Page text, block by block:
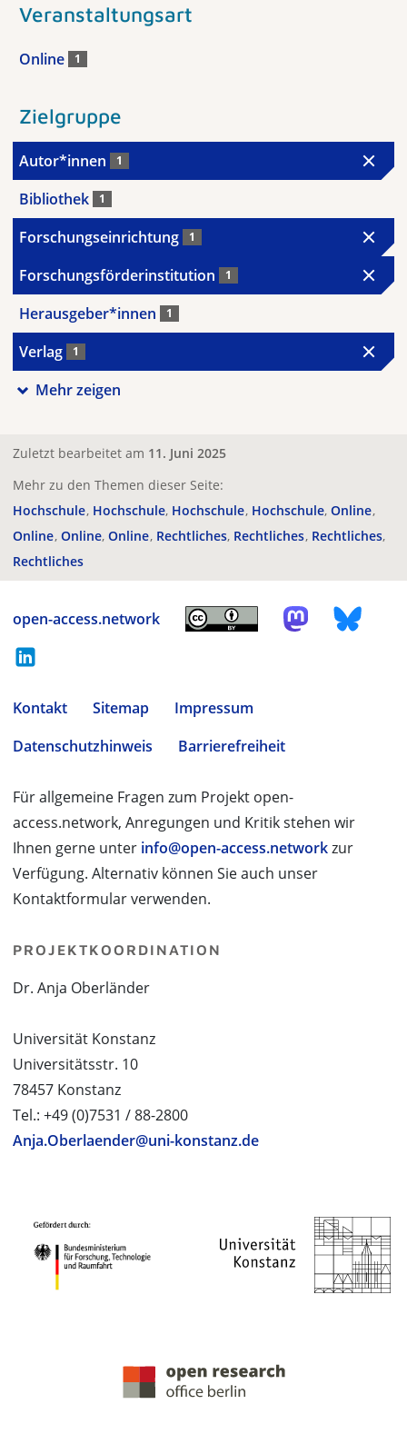
Veranstaltungsart
Online 1
Zielgruppe
Autor*innen 1
Bibliothek 1
Forschungseinrichtung 1
Forschungsförderinstitution 1
Herausgeber*innen 1
Verlag 1
Mehr zeigen
Zuletzt bearbeitet am 11. Juni 2025
Mehr zu den Themen dieser Seite:
Hochschule Hochschule Hochschule Hochschule Online
Online Online Online Rechtliches Rechtliches Rechtliches
Rechtliches
open-access.network
Kontakt Sitemap
Impressum
Datenschutzhinweis
Barrierefreiheit
Für allgemeine Fragen zum Projekt open-
access.network, Anregungen und Kritik stehen wir
Ihnen gerne unter info@open-access.networkzur
Verfügung. Alternativ können Sie auch unser
Kontaktformular verwenden.
PROJEKTKOORDINATION
Dr. Anja Oberländer
Universität Konstanz
Universitätsstr. 10
78457 Konstanz
Tel.: +49 (0)7531 / 88-2800
Anja.Oberlaender@uni-konstanz.de